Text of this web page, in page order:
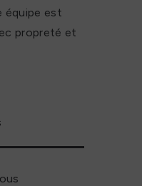
équipe est
propreté et